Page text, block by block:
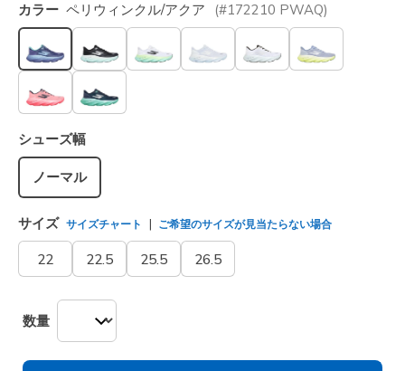
カラー ペリウィンクル/アクア (#172210 PWAQ)
選択されました
シューズ幅
ノーマル
サイズ サイズチャート ご希望のサイズが見当たらない場合
22 22.5 25.5 26.5
数量